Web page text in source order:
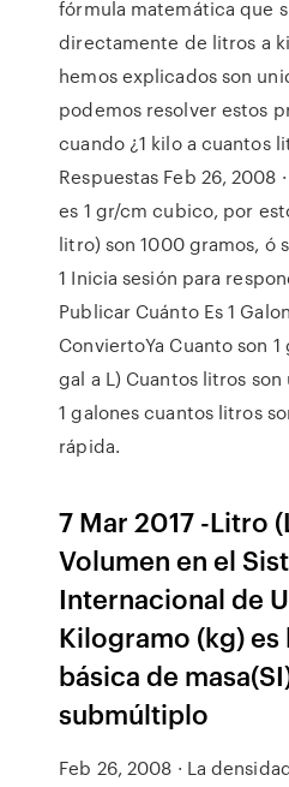
fórmula matemática que
directamente de litros a
hemos explicados son
podemos resolver estos
cuando ¿1 kilo a cuantos
Respuestas Feb 26, 2008
es 1 gr/cm cubico, por
litro) son 1000 gramos, ó
1 Inicia sesión para
Publicar Cuánto Es 1
ConviertoYa Cuanto son
gal a L) Cuantos litros
1 galones cuantos litros
rápida.
7 Mar 2017 -Litro
Volumen en el
Internacional de
Kilogramo (kg) es
básica de
submúltiplo
Feb 26, 2008 · La